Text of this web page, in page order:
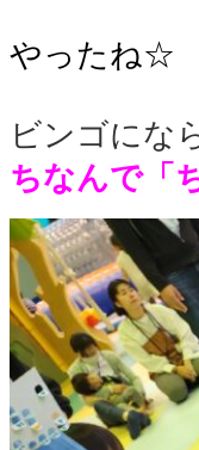
やったね☆
ビンゴにな
ちなんで「